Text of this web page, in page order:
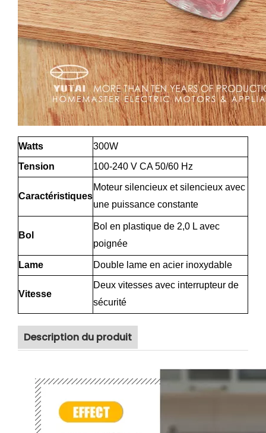
Watts
300W
Tension
100-240 V CA 50/60 Hz
Caractéristiques
Moteur silencieux et silencieux avec
une puissance constante
Bol
Bol en plastique de 2,0 L avec
poignée
Lame Double lame en acier inoxydable
Vitesse
Deux vitesses avec interrupteur de
sécurité
Description du produit